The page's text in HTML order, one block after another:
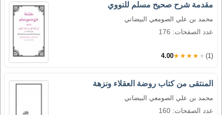
مقدمة شرح صحيح مسلم للنووي
محمد بن علي الصومعي البيضاني
عدد الصفحات: 176
4.00★★★★★ (1)
المنتقى من كتاب روضة العقلاء ونزهة
محمد بن علي الصومعي البيضاني
عدد الصفحات: 160